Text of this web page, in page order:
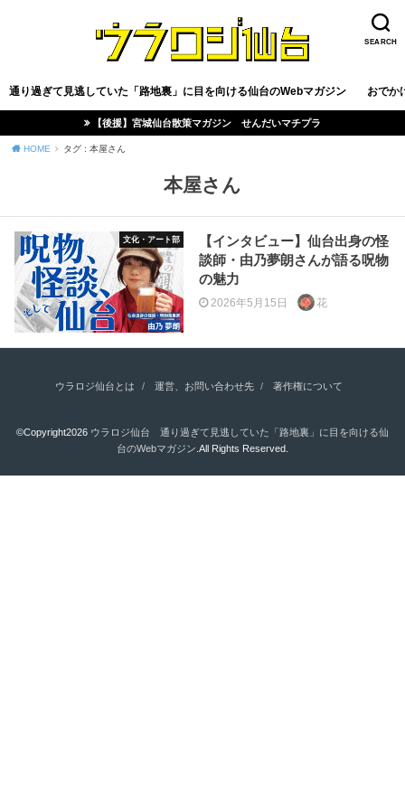
SEARCH
通り過ぎて見逃していた「路地裏」に目を向ける仙台のWebマガジン おでか
【後援】宮城仙台散策マガジン せんだいマチプラ
HOME タグ : 本屋さん
本屋さん
文化・アート部
【インタビュー】仙台出身の怪
談師・由乃夢朗さんが語る呪物
の魅力
2026年5月15日 花
ウラロジ仙台とは 運営、お問い合わせ先 著作権について
©Copyright2026 ウラロジ仙台 通り過ぎて見逃していた「路地裏」に目を向ける仙
台のWebマガジン .All Rights Reserved.